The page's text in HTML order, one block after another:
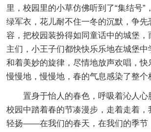
里，校园里的小草仿佛听到了“集结号”
绿军衣，花儿耐不住一冬的沉默，争先
容，把校园装扮得如同童话中的城堡，
主们，小王子们都快快乐乐地在城堡
和着美妙的旋律，尽情地放声欢唱，快
慢慢地，慢慢地，春的气息感染了整个
置身于怡人的春色，呼吸着沁人心
校园中踏着春的节凑漫步，走着走着，
轻扬——在我们的春天，在我们的季节